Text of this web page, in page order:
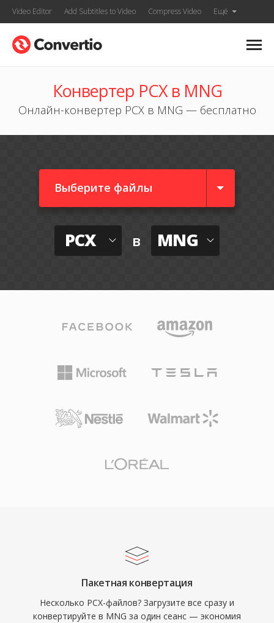
Video Editor Add Subtitles to Video Compress Video Ещё
Конвертер PCX в MNG
Онлайн-конвертер PCX в MNG — бесплатно
Выберите файлы
PCX в MNG
Пакетная конвертация
Несколько PCX-файлов? Загрузите все сразу и
конвертируйте в MNG за один сеанс — экономия